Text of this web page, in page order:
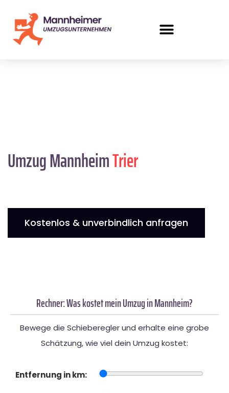
Umzug MannheimTrier
Kostenlos & unverbindlich anfragen
Rechner: Was kostet mein Umzug in Mannheim?
Bewege die Schieberegler und erhalte eine grobe
Schätzung, wie viel dein Umzug kostet:
Entfernung in km: